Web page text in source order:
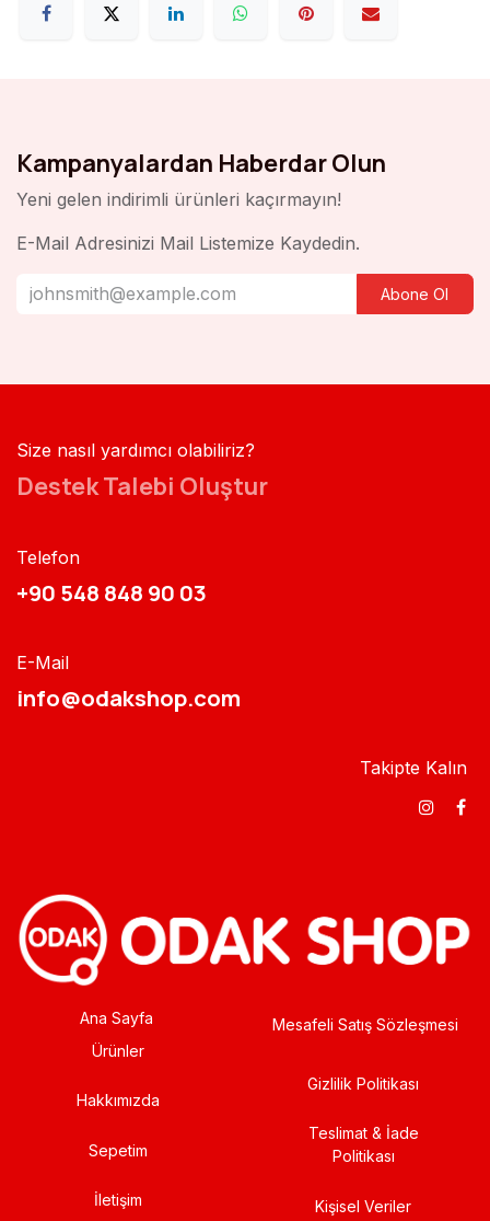
Kampanyalardan Haberdar Olun
Yeni gelen indirimli ürünleri kaçırmayın!
E-Mail Adresinizi Mail Listemize Kaydedin.
Abone Ol
Size nasıl yardımcı olabiliriz?
Destek Talebi Oluştur
Telefon
+90 548 848 90 03​​
E-Mail
info@odakshop.com​
Takipte Kalın
Ana Sayfa
Ürünler
Hakkımızda
Sepetim
İletişim
Mesafeli Satış Sözleşmesi
Gizlilik Politikası
Teslimat & İade
Politikası
Kişisel Veriler